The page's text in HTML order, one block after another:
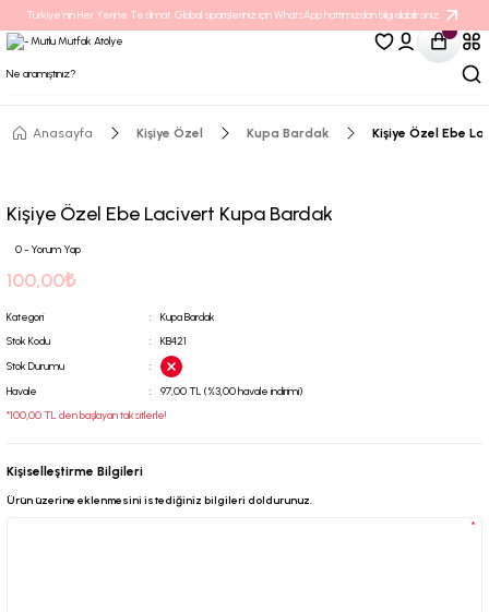
Türkiye’nin Her Yerine Teslimat. Global siparişleriniz için WhatsApp hattımızdan bilgi alabilirsiniz.
Anasayfa Kişiye Özel Kupa Bardak Kişiye Özel Ebe
Kişiye Özel Ebe Lacivert Kupa Bardak
0 - Yorum Yap
100,00₺
Kategori
Kupa Bardak
Stok Kodu
KB421
Stok Durumu
Havale
97,00 TL (%3,00 havale indirimi)
*100,00 TL den başlayan taksitlerle!
Kişiselleştirme Bilgileri
Ürün üzerine eklenmesini istediğiniz bilgileri doldurunuz.
*